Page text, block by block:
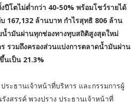
ปีโตไม่ต่ำกว่า 40-50% พร้อมโชว์รายได้
167,132 ล้านบาท กำไรสุทธิ 806 ล้าน
ำมันผ่านทุกช่องทางทุบสถิติสูงสุดใหม่
รวมถึงครองส่วนแบ่งการตลาดน้ำมันผ่าน
นเป็น 21.3%
ระธานเจ้าหน้าที่บริหาร และกรรมการผู้
งสรรค์ พวงปราง ประธานเจ้าหน้าที่